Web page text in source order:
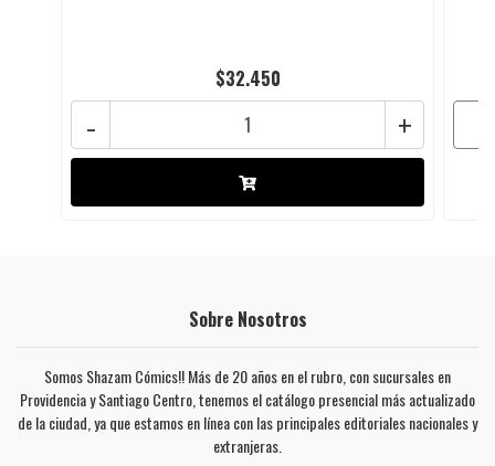
$32.450
+
-
Sobre Nosotros
Somos Shazam Cómics!! Más de 20 años en el rubro, con sucursales en
Providencia y Santiago Centro, tenemos el catálogo presencial más actualizado
de la ciudad, ya que estamos en línea con las principales editoriales nacionales y
extranjeras.